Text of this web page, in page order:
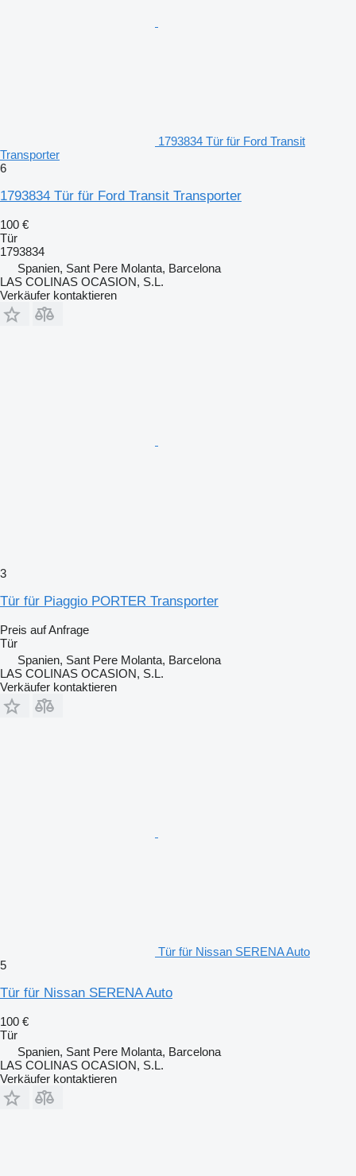
1793834 Tür für Ford Transit
Transporter
6
1793834 Tür für Ford Transit Transporter
100 €
Tür
1793834
Spanien, Sant Pere Molanta, Barcelona
LAS COLINAS OCASION, S.L.
Verkäufer kontaktieren
3
Tür für Piaggio PORTER Transporter
Preis auf Anfrage
Tür
Spanien, Sant Pere Molanta, Barcelona
LAS COLINAS OCASION, S.L.
Verkäufer kontaktieren
Tür für Nissan SERENA Auto
5
Tür für Nissan SERENA Auto
100 €
Tür
Spanien, Sant Pere Molanta, Barcelona
LAS COLINAS OCASION, S.L.
Verkäufer kontaktieren